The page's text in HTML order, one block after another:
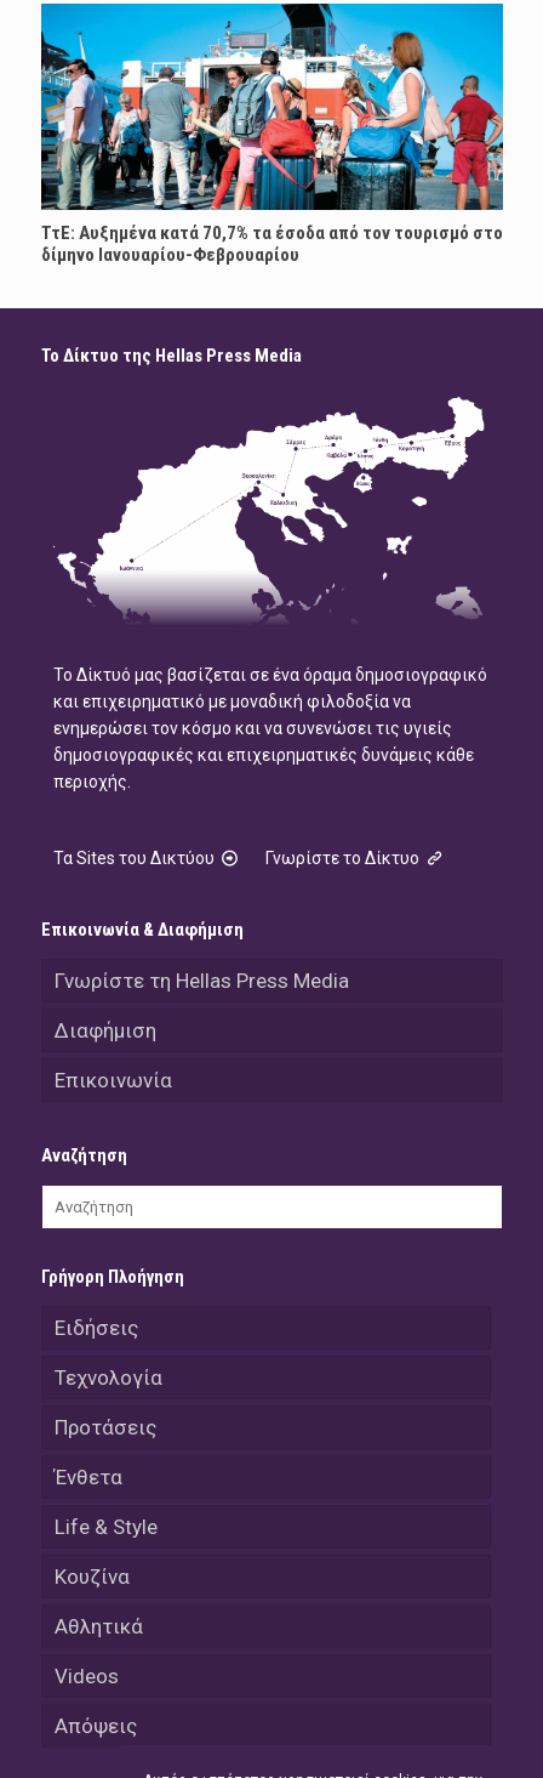
ΤτΕ: Αυξημένα κατά 70,7% τα έσοδα από τον τουρισμό στο
δίμηνο Ιανουαρίου-Φεβρουαρίου
Το Δίκτυο της Hellas Press Media
Το Δίκτυό μας βασίζεται σε ένα όραμα δημοσιογραφικό
και επιχειρηματικό με μοναδική φιλοδοξία να
ενημερώσει τον κόσμο και να συνενώσει τις υγιείς
δημοσιογραφικές και επιχειρηματικές δυνάμεις κάθε
περιοχής.
Τα Sites του Δικτύου Γνωρίστε το Δίκτυο
Επικοινωνία & Διαφήμιση
Γνωρίστε τη Hellas Press Media
Διαφήμιση
Επικοινωνία
Αναζήτηση
Γρήγορη Πλοήγηση
Ειδήσεις
Τεχνολογία
Προτάσεις
Ένθετα
Life & Style
Κουζίνα
Αθλητικά
Videos
Απόψεις